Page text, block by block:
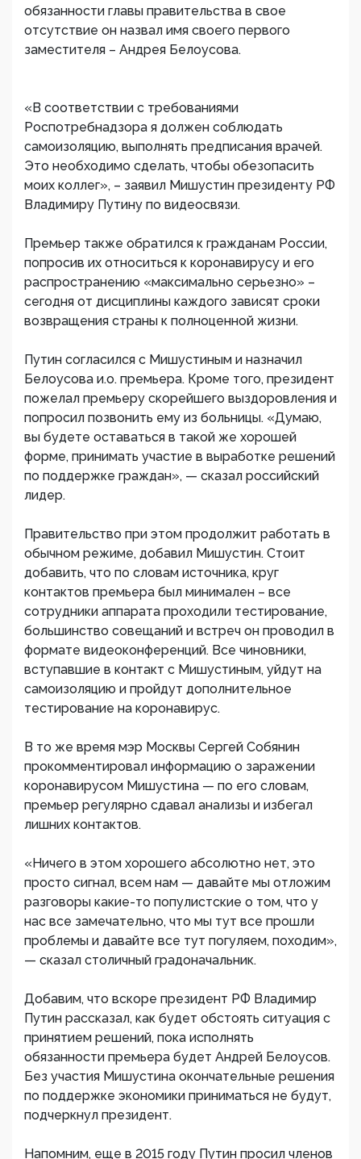
обязанности главы правительства в свое
отсутствие он назвал имя своего первого
заместителя – Андрея Белоусова.
«В соответствии с требованиями
Роспотребнадзора я должен соблюдать
самоизоляцию, выполнять предписания врачей.
Это необходимо сделать, чтобы обезопасить
моих коллег», – заявил Мишустин президенту РФ
Владимиру Путину по видеосвязи.
Премьер также обратился к гражданам России,
попросив их относиться к коронавирусу и его
распространению «максимально серьезно» –
сегодня от дисциплины каждого зависят сроки
возвращения страны к полноценной жизни.
Путин согласился с Мишустиным и назначил
Белоусова и.о. премьера. Кроме того, президент
пожелал премьеру скорейшего выздоровления и
попросил позвонить ему из больницы. «Думаю,
вы будете оставаться в такой же хорошей
форме, принимать участие в выработке решений
по поддержке граждан», — сказал российский
лидер.
Правительство при этом продолжит работать в
обычном режиме, добавил Мишустин. Стоит
добавить, что по словам источника, круг
контактов премьера был минимален – все
сотрудники аппарата проходили тестирование,
большинство совещаний и встреч он проводил в
формате видеоконференций. Все чиновники,
вступавшие в контакт с Мишустиным, уйдут на
самоизоляцию и пройдут дополнительное
тестирование на коронавирус.
В то же время мэр Москвы Сергей Собянин
прокомментировал информацию о заражении
коронавирусом Мишустина — по его словам,
премьер регулярно сдавал анализы и избегал
лишних контактов.
«Ничего в этом хорошего абсолютно нет, это
просто сигнал, всем нам — давайте мы отложим
разговоры какие-то популистские о том, что у
нас все замечательно, что мы тут все прошли
проблемы и давайте все тут погуляем, походим»,
— сказал столичный градоначальник.
Добавим, что вскоре президент РФ Владимир
Путин рассказал, как будет обстоять ситуация с
принятием решений, пока исполнять
обязанности премьера будет Андрей Белоусов.
Без участия Мишустина окончательные решения
по поддержке экономики приниматься не будут,
подчеркнул президент.
Напомним, еще в 2015 году Путин просил членов